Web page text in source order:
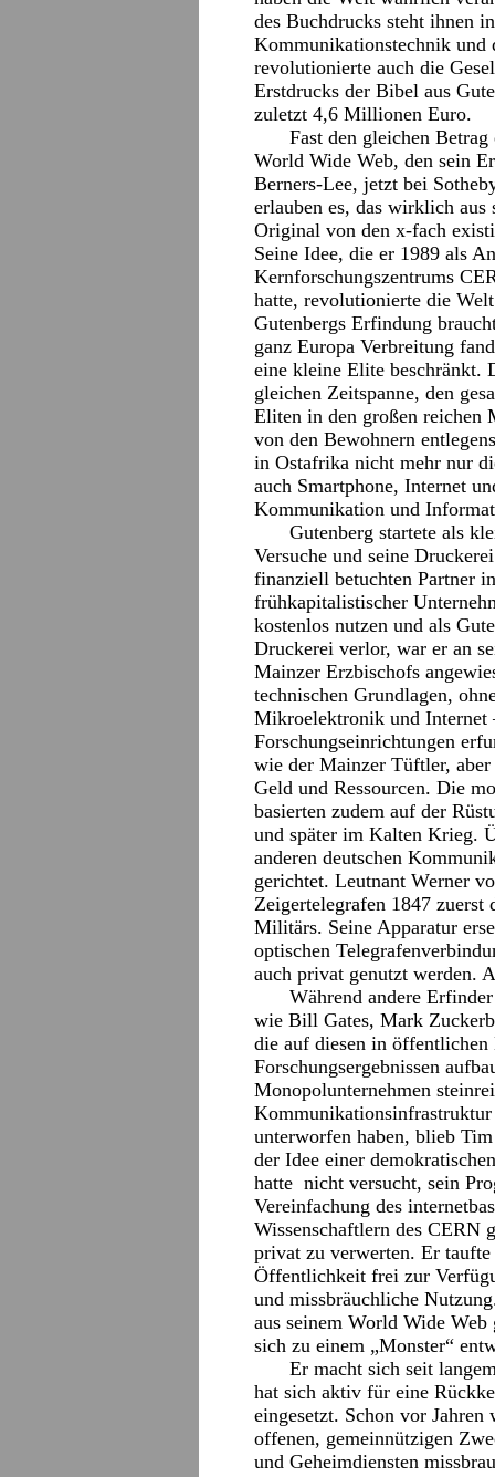
des Buchdrucks steht ihnen
Kommunikationstechnik und
revolutionierte auch die
Erstdrucks der Bibel aus
zuletzt 4,6 Millionen Euro.
Fast den gleichen
World Wide Web, den sein
Berners-Lee, jetzt bei
erlauben es, das wirklich aus
Original von den x-fach
Seine Idee, die er 1989 als
Kernforschungszentrums
hatte, revolutionierte die
Gutenbergs Erfindung
ganz Europa Verbreitung
eine kleine Elite beschränkt.
gleichen Zeitspanne, den
Eliten in den großen reichen
von den Bewohnern
in Ostafrika nicht mehr nur
auch Smartphone, Internet
Kommunikation und
Gutenberg startete als
Versuche und seine
finanziell betuchten Partner
frühkapitalistischer
kostenlos nutzen und als
Druckerei verlor, war er an
Mainzer Erzbischofs
technischen Grundlagen,
Mikroelektronik und Internet
Forschungseinrichtungen
wie der Mainzer Tüftler,
Geld und Ressourcen. Die
basierten zudem auf der
und später im Kalten Krieg.
anderen deutschen
gerichtet. Leutnant Werner
Zeigertelegrafen 1847 zuerst
Militärs. Seine Apparatur
optischen
auch privat genutzt werden.
Während andere
wie Bill Gates, Mark
die auf diesen in
Forschungsergebnissen
Monopolunternehmen
unterworfen haben, blieb
der Idee einer
hatte nicht versucht, sein
Vereinfachung des
Wissenschaftlern des CERN
privat zu verwerten. Er
Öffentlichkeit frei zur
und missbräuchliche
aus seinem World Wide
sich zu einem „Monster“
Er macht sich seit
hat sich aktiv für eine
eingesetzt. Schon vor Jahren
offenen, gemeinnützigen
und Geheimdiensten